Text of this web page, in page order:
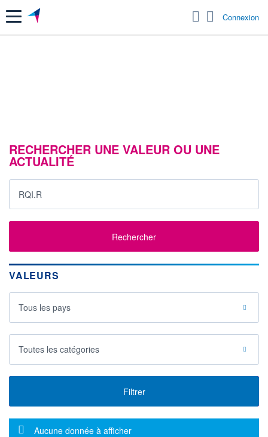
Menu Connexion
RECHERCHER UNE VALEUR OU UNE
ACTUALITÉ
Rechercher
VALEURS
Tous les pays
Toutes les catégories
Filtrer
Message d'information
Aucune donnée à afficher